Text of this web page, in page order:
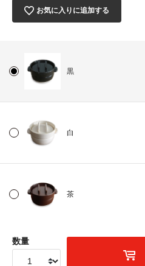
お気に入りに追加する
黒
白
茶
数量